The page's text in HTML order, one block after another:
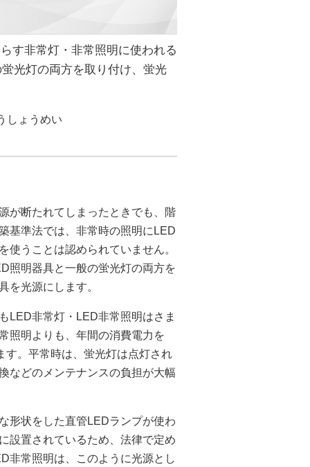
す非常灯・非常照明に使われる
光灯の両方を取り付け、蛍光
しょうめい
が断たれてしまったときでも、階
基準法では、非常時の照明にLED
うことは認められていません。
照明器具と一般の蛍光灯の両方を
を光源にします。
LED非常灯・LED非常照明はさま
照明よりも、年間の消費電力を
す。平常時は、蛍光灯は点灯され
などのメンテナンスの負担が大幅
形状をした直管LEDランプが使わ
設置されているため、法律で定め
非常照明は、このように光源とし